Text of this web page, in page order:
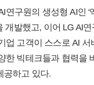
연구원의 생성형 AI인
개발했고, 이어 LG AI
업 고객이 스스로 AI
한 빅테크들과 협력을
공하고 있다.